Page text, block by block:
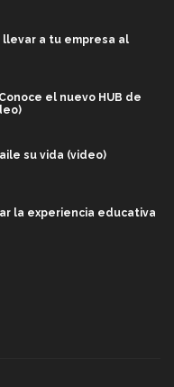
llevar a tu empresa al
el nuevo HUB de
su vida (video)
la experiencia educativa